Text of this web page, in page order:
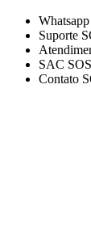
Suporte
SAC
Contato